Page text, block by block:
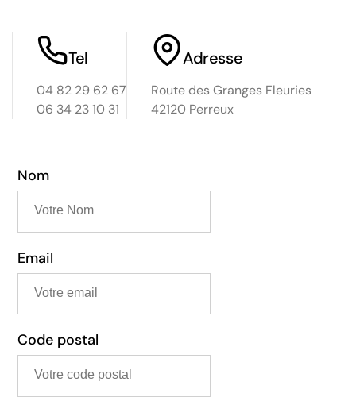
Tel
04 82 29 62 67
06 34 23 10 31
Adresse
Route des Granges Fleuries
42120 Perreux
Nom
Email
Code postal